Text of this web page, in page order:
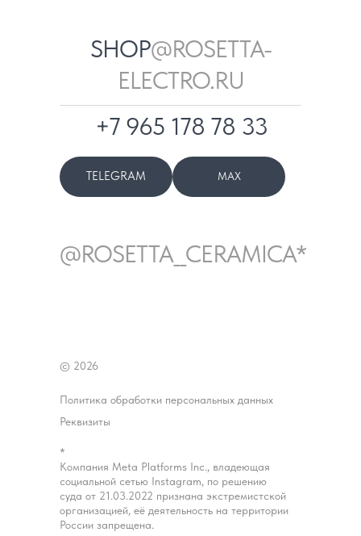
+7 965 178 78 33
@ROSETTA__CERAMICA*
SHOP@ROSETTA-
ELECTRO.RU
TELEGRAM MAX
*
Компания Meta Platforms Inc., владеющая
социальной сетью Instagram, по решению
суда от 21.03.2022 признана экстремистской
организацией, её деятельность на территории
России запрещена.
Политика обработки персональных данных
Реквизиты
© 2026